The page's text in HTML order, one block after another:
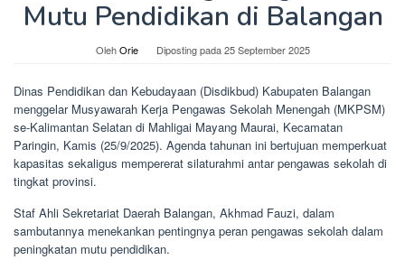
Mutu Pendidikan di Balangan
OlehOrie Diposting pada25 September 2025
Dinas Pendidikan dan Kebudayaan (Disdikbud) Kabupaten Balangan
menggelar Musyawarah Kerja Pengawas Sekolah Menengah (MKPSM)
se-Kalimantan Selatan di Mahligai Mayang Maurai, Kecamatan
Paringin, Kamis (25/9/2025). Agenda tahunan ini bertujuan memperkuat
kapasitas sekaligus mempererat silaturahmi antar pengawas sekolah di
tingkat provinsi.
Staf Ahli Sekretariat Daerah Balangan, Akhmad Fauzi, dalam
sambutannya menekankan pentingnya peran pengawas sekolah dalam
peningkatan mutu pendidikan.